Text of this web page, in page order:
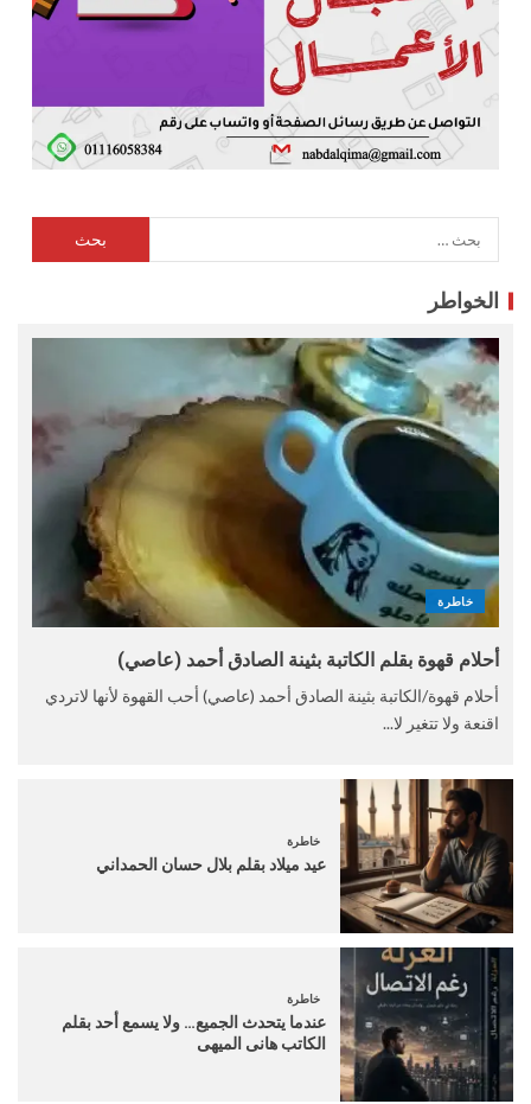
الخواطر
خاطرة
أحلام قهوة بقلم الكاتبة بثينة الصادق أحمد (عاصي)
أحلام قهوة/الكاتبة بثينة الصادق أحمد (عاصي) أحب القهوة لأنها لاتردي
اقنعة ولا تتغير لا...
خاطرة
عيد ميلاد بقلم بلال حسان الحمداني
خاطرة
عندما يتحدث الجميع… ولا يسمع أحد بقلم
الكاتب هانى الميهى